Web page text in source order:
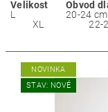
Velikost
Obvod
L
20-24 cm
XL
22-
NOVINKA
STAV: NOVÉ